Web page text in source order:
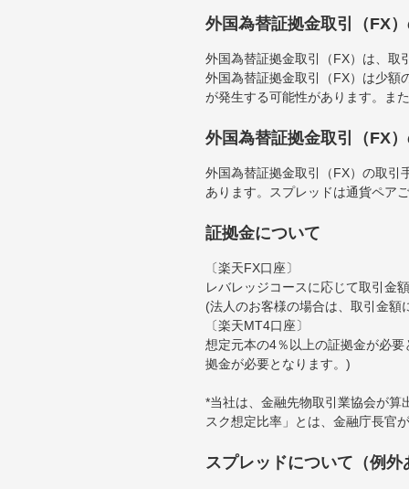
外国為替証拠金取引（FX
外国為替証拠金取引（FX）は、取
外国為替証拠金取引（FX）は少額
が発生する可能性があります。ま
外国為替証拠金取引（FX
外国為替証拠金取引（FX）の取引
あります。スプレッドは通貨ペア
証拠金について
〔楽天FX口座〕
レバレッジコースに応じて取引金
(法人のお客様の場合は、取引金
〔楽天MT4口座〕
想定元本の4％以上の証拠金が必
拠金が必要となります。)
*当社は、金融先物取引業協会が算
スク想定比率」とは、金融庁長官
スプレッドについて（例外